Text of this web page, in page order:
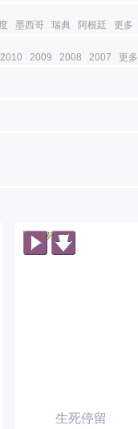
墨西哥 瑞典 阿根廷 更多
2010 2009 2008 2007 更多
生死停留